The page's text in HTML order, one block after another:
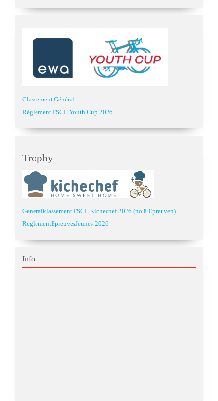
Classement Général
Règlement FSCL Youth Cup 2026
Trophy
Generalklassement FSCL Kichechef 2026 (no 8 Epreuven)
ReglementEpreuvesJeunes-2026
Info